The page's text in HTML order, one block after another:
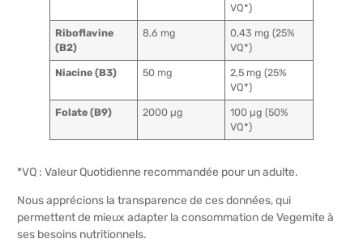
VQ*)
Riboflavine
(B2)
8,6 mg
0,43 mg (25%
VQ*)
Niacine (B3) 50 mg
2,5 mg (25%
VQ*)
Folate (B9) 2000 µg
100 µg (50%
VQ*)
*VQ : Valeur Quotidienne recommandée pour un adulte.
Nous apprécions la transparence de ces données, qui
permettent de mieux adapter la consommation de Vegemite à
ses besoins nutritionnels.